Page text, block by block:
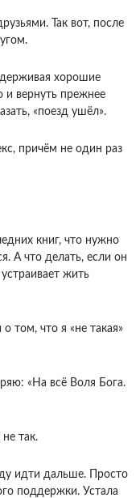
Так вот, после
хорошие
и вернуть прежнее
«поезд ушёл».
причём не один раз
книг, что нужно
А что делать, если он
жить
том, что я «не такая»
«На всё Воля Бога.
так.
идти дальше. Просто
поддержки. Устала